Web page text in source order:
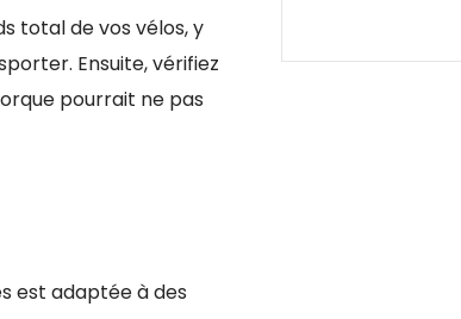
total de vos vélos, y
Ensuite, vérifiez
pourrait ne pas
est adaptée à des